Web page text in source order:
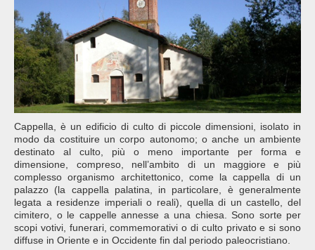
Cappella, è un edificio di culto di piccole dimensioni, isolato in
modo da costituire un corpo autonomo; o anche un ambiente
destinato al culto, più o meno importante per forma e
dimensione, compreso, nell’ambito di un maggiore e più
complesso organismo architettonico, come la cappella di un
palazzo (la cappella palatina, in particolare, è generalmente
legata a residenze imperiali o reali), quella di un castello, del
cimitero, o le cappelle annesse a una chiesa. Sono sorte per
scopi votivi, funerari, commemorativi o di culto privato e si sono
diffuse in Oriente e in Occidente fin dal periodo paleocristiano.